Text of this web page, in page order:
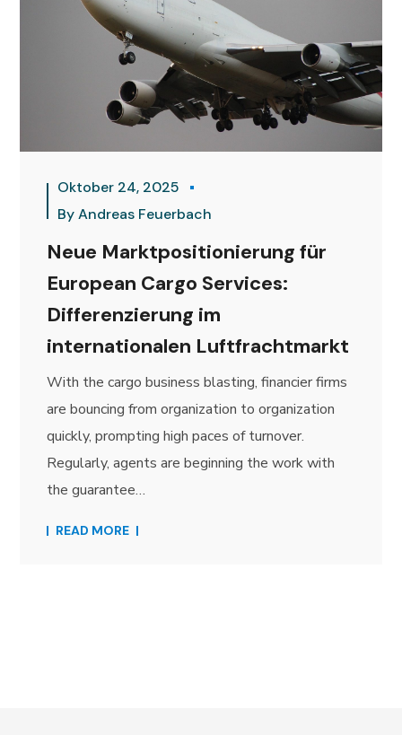
Oktober 24, 2025
ByAndreas Feuerbach
Neue Marktpositionierung für
European Cargo Services:
Differenzierung im
internationalen Luftfrachtmarkt
With the cargo business blasting, financier firms
are bouncing from organization to organization
quickly, prompting high paces of turnover.
Regularly, agents are beginning the work with
the guarantee…
READ MORE